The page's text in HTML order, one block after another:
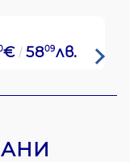
€ 5809лв.